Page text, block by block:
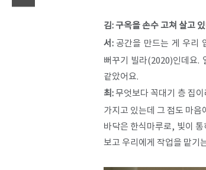
김: 구옥을 손수 고쳐 살고
서:공간을 만드는 게 우리
뻐꾸기 빌라(2020)인데요.
같았어요.
최:무엇보다 꼭대기 층 집
가지고 있는데 그 점도 마
바닥은 한식마루로, 빛이
보고 우리에게 작업을 맡기